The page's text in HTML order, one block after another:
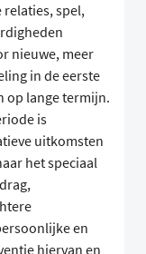
relaties, spel,
nieuwe, meer
in de eerste
op lange termijn.
is
uitkomsten
het speciaal
en
hiervan en